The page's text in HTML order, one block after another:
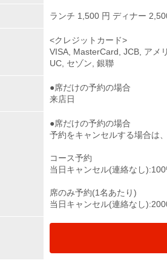
ランチ 1,500 円 ディナー
<クレジットカード>
VISA, MasterCard, JCB, アメ
UC, セゾン, 銀聯
●席だけの予約の場合
来店日
●席だけの予約の場合
予約をキャンセルする場合は
コース予約
当日キャンセル(連絡なし
席のみ予約(1名あたり)
当日キャンセル(連絡なし